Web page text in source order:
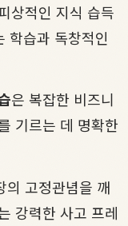
상적인 지식 습득
학습과 독창적인
은 복잡한 비즈니
기르는 데 명확한
고정관념을 깨
강력한 사고 프레